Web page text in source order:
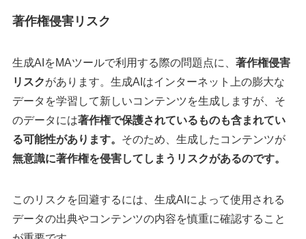
著作権侵害リスク
生成AIをMAツールで利用する際の問題点に、 著作権侵害
リスクがあります。生成AIはインターネット上の膨大な
データを学習して新しいコンテンツを生成しますが、そ
のデータには著作権で保護されているものも含まれてい
る可能性があります。 そのため、生成したコンテンツが
無意識に著作権を侵害してしまうリスクがあるのです。
このリスクを回避するには、生成AIによって使用される
データの出典やコンテンツの内容を慎重に確認すること